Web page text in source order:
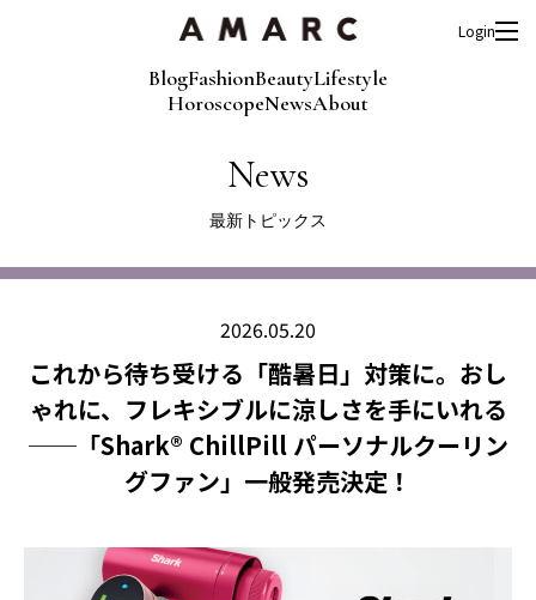
BlogFashionBeautyLifestyle
HoroscopeNewsAbout
Login
News
最新トピックス
2026.05.20
これから待ち受ける「酷暑日」対策に。おし
ゃれに、フレキシブルに涼しさを手にいれる
──「Shark® ChillPill パーソナルクーリン
グファン」一般発売決定！